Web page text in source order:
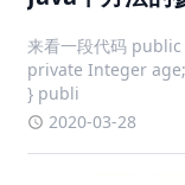
来看一段代码
private Integer
} publi
2020-03-28